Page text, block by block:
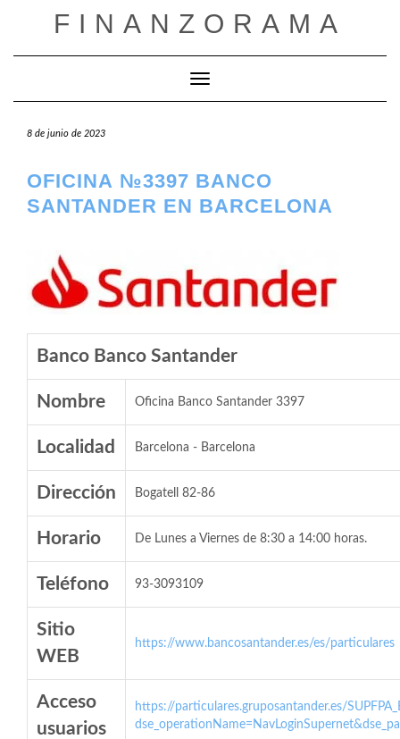
FINANZORAMA
Cambiar modo de navegación
8 de junio de 2023
OFICINA №3397 BANCO
SANTANDER EN BARCELONA
Banco Banco Santander
Nombre Oficina Banco Santander 3397
Localidad Barcelona - Barcelona
Dirección Bogatell 82-86
Horario De Lunes a Viernes de 8:30 a 14:00 horas.
Teléfono 93-3093109
Sitio
WEB
https://www.bancosantander.es/es/particulares
Acceso
usuarios
https://particulares.gruposantander.es/